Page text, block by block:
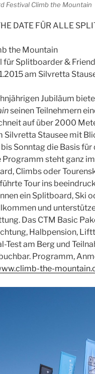
Festival Climb the Mountain
DATE FÜR ALLE
the Mountain
für Splitboarder &
am Silvretta
Jubiläum
seinen Teilnehmern
auf über 2000
Silvretta Stausee mit
Sonntag die Basis
steht ganz
Climbs oder
Tour ins
ein Splitboard, Ski
und
Das CTM Basic
Halbpension,
Test am Berg und
Programm,
the-